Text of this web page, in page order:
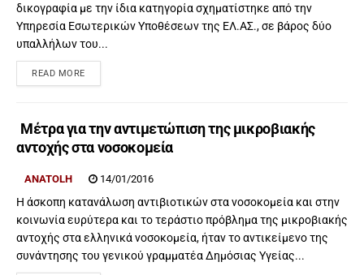
δικογραφία με την ίδια κατηγορία σχηματίστηκε από την
Υπηρεσία Εσωτερικών Υποθέσεων της ΕΛ.ΑΣ., σε βάρος δύο
υπαλλήλων του...
READ MORE
Μέτρα για την αντιμετώπιση της μικροβιακής
αντοχής στα νοσοκομεία
ANATOLH 14/01/2016
Η άσκοπη κατανάλωση αντιβιοτικών στα νοσοκομεία και στην
κοινωνία ευρύτερα και το τεράστιο πρόβλημα της μικροβιακής
αντοχής στα ελληνικά νοσοκομεία, ήταν το αντικείμενο της
συνάντησης του γενικού γραμματέα Δημόσιας Υγείας...